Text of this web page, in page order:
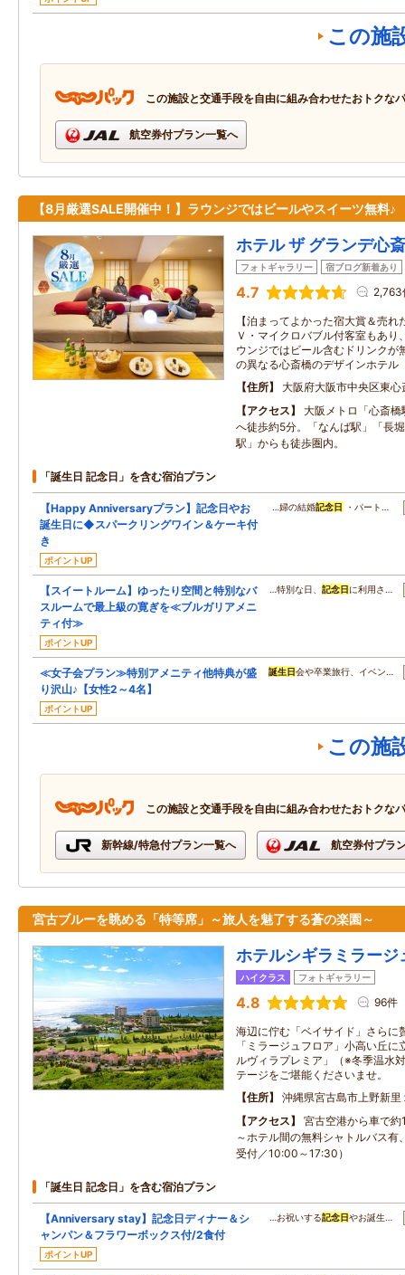
この施
この施設と交通手段を自由に組み合わせたおトクな
航空券付プラン一覧へ
【8月厳選SALE開催中！】ラウンジではビールやスイーツ無料♪
ホテル ザ グランデ心
フォトギャラリー 宿ブログ新着あり
4.7 2,763
【泊まってよかった宿大賞＆売
Ｖ・マイクロバブル付客室もあ
ウンジではビール含むドリンクが
の異なる心斎橋のデザインホテル
住所
大阪府大阪市中央区東
アクセス
大阪メトロ「心斎
へ徒歩約5分。「なんば駅」「長
駅」からも徒歩圏内。
「誕生日 記念日」を含む宿泊プラン
【Happy Anniversaryプラン】記念日やお
誕生日に◆スパークリングワイン＆ケーキ付
き
ポイントUP
…婦の結婚記念日 ・パート…
【スイートルーム】ゆったり空間と特別なバ
スルームで最上級の寛ぎを≪ブルガリアメニ
ティ付≫
ポイントUP
…特別な日、 記念日 に利用さ…
≪女子会プラン≫特別アメニティ他特典が盛
り沢山♪【女性2～4名】
ポイントUP
誕生日会や卒業旅行、イベン…
この施
この施設と交通手段を自由に組み合わせたおトクな
新幹線/特急付プラン一覧へ 航空券付プラ
宮古ブルーを眺める「特等席」～旅人を魅了する蒼の楽園～
ホテルシギラミラージ
ハイクラス フォトギャラリー
4.8 96件
海辺に佇む「ベイサイド」さらに
「ミラージュフロア」小高い丘
ルヴィラプレミア」（※冬季温水
テージをご堪能くださいませ。
住所
沖縄県宮古島市上野新
アクセス
宮古空港から車で
～ホテル間の無料シャトルバス有
受付／10:00～17:30）
「誕生日 記念日」を含む宿泊プラン
【Anniversary stay】記念日ディナー＆シ
ャンパン＆フラワーボックス付/2食付
ポイントUP
…お祝いする記念日やお誕生…